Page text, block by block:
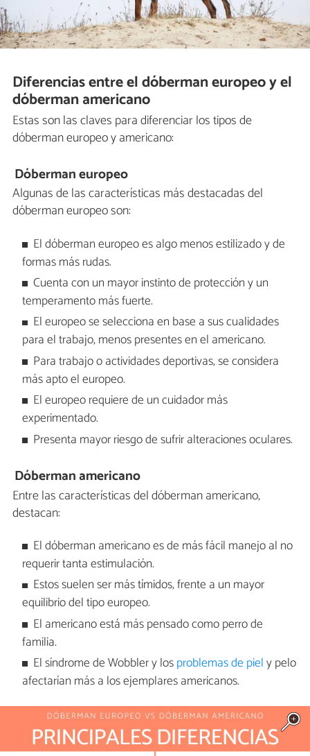
Diferencias entre el dóberman europeo y el
dóberman americano
Estas son las claves para diferenciar los tipos de
dóberman europeo y americano:
Dóberman europeo
Algunas de las características más destacadas del
dóberman europeo son:
El dóberman europeo es algo menos estilizado y de
formas más rudas.
Cuenta con un mayor instinto de protección y un
temperamento más fuerte.
El europeo se selecciona en base a sus cualidades
para el trabajo, menos presentes en el americano.
Para trabajo o actividades deportivas, se considera
más apto el europeo.
El europeo requiere de un cuidador más
experimentado.
Presenta mayor riesgo de sufrir alteraciones oculares.
Dóberman americano
Entre las características del dóberman americano,
destacan:
El dóberman americano es de más fácil manejo al no
requerir tanta estimulación.
Estos suelen ser más tímidos, frente a un mayor
equilibrio del tipo europeo.
El americano está más pensado como perro de
familia.
El síndrome de Wobbler y losproblemas de piely pelo
afectarían más a los ejemplares americanos.